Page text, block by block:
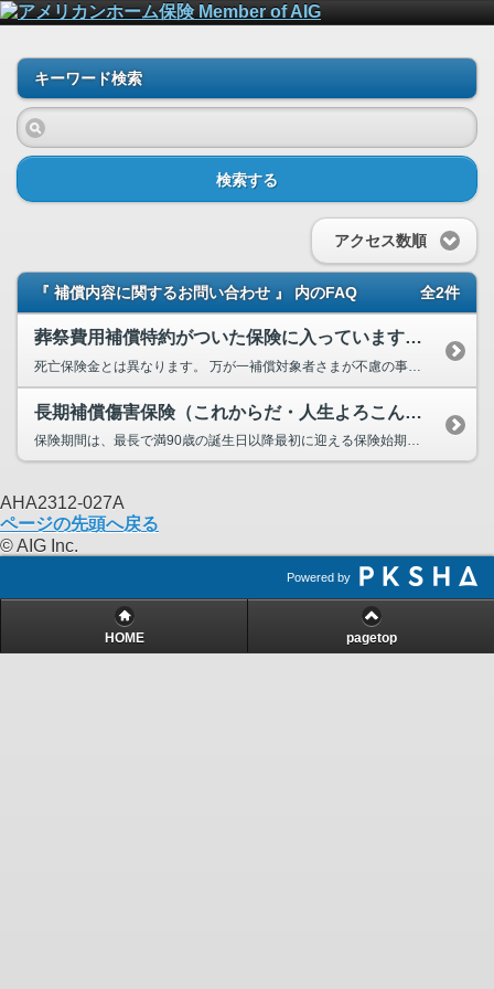
キーワード検索
検索する
アクセス数順
『 補償内容に関するお問い合わせ 』 内のFAQ 全2件
葬祭費用補償特約がついた保険に入っていますが、この特約は亡くなった時に支払われる死亡保険金のことですか。
死亡保険金とは異なります。 万が一補償対象者さまが不慮の事故や病気でご他界された場合に、ご親族さまが負担された葬...
長期補償傷害保険（これからだ・人生よろこんで等）を契約していますが、満期で終了になりますか？契約を継続したいです。
保険期間は、最長で満90歳の誕生日以降最初に迎える保険始期応当日の午後4時で終了となります。こちらを超えての保険期...
AHA2312-027A
ページの先頭へ戻る
© AIG Inc.
Powered by
HOME pagetop